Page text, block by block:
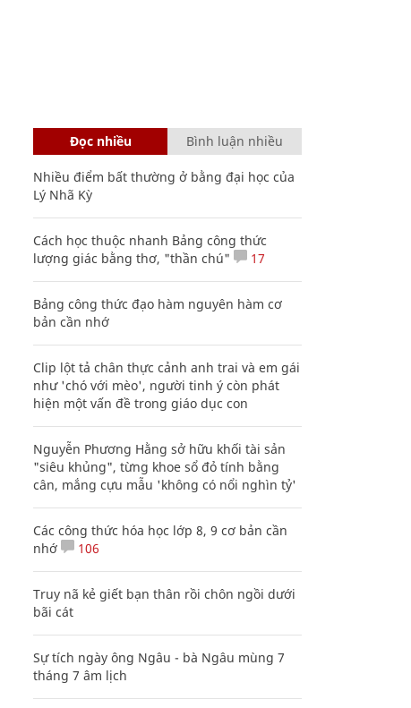
Đọc nhiều Bình luận nhiều
Nhiều điểm bất thường ở bằng đại học của
Lý Nhã Kỳ
Cách học thuộc nhanh Bảng công thức
lượng giác bằng thơ, "thần chú"
17
Bảng công thức đạo hàm nguyên hàm cơ
bản cần nhớ
Clip lột tả chân thực cảnh anh trai và em gái
như 'chó với mèo', người tinh ý còn phát
hiện một vấn đề trong giáo dục con
Nguyễn Phương Hằng sở hữu khối tài sản
"siêu khủng", từng khoe sổ đỏ tính bằng
cân, mắng cựu mẫu 'không có nổi nghìn tỷ'
Các công thức hóa học lớp 8, 9 cơ bản cần
nhớ
106
Truy nã kẻ giết bạn thân rồi chôn ngồi dưới
bãi cát
Sự tích ngày ông Ngâu - bà Ngâu mùng 7
tháng 7 âm lịch